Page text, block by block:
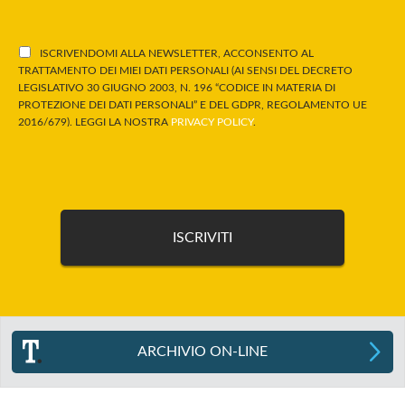
ISCRIVENDOMI ALLA NEWSLETTER, ACCONSENTO AL
TRATTAMENTO DEI MIEI DATI PERSONALI (AI SENSI DEL DECRETO
LEGISLATIVO 30 GIUGNO 2003, N. 196 “CODICE IN MATERIA DI
PROTEZIONE DEI DATI PERSONALI” E DEL GDPR, REGOLAMENTO UE
2016/679). LEGGI LA NOSTRA PRIVACY POLICY.
ARCHIVIO ON-LINE